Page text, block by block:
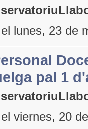
el lunes, 23 de
pal 1
el viernes, 20